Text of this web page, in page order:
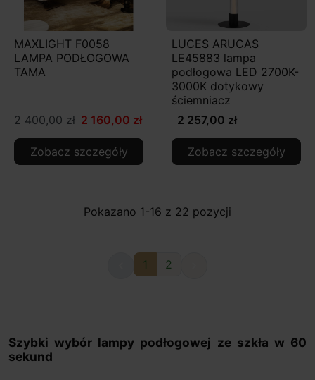
MAXLIGHT F0058
LAMPA PODŁOGOWA
TAMA
2 400,00 zł 2 160,00 zł
Zobacz szczegóły
LUCES ARUCAS
LE45883 lampa
podłogowa LED 2700K-
3000K dotykowy
ściemniacz
2 257,00 zł
Zobacz szczegóły
Pokazano 1-16 z 22 pozycji
1 2
Szybki wybór lampy podłogowej ze szkła w 60
sekund